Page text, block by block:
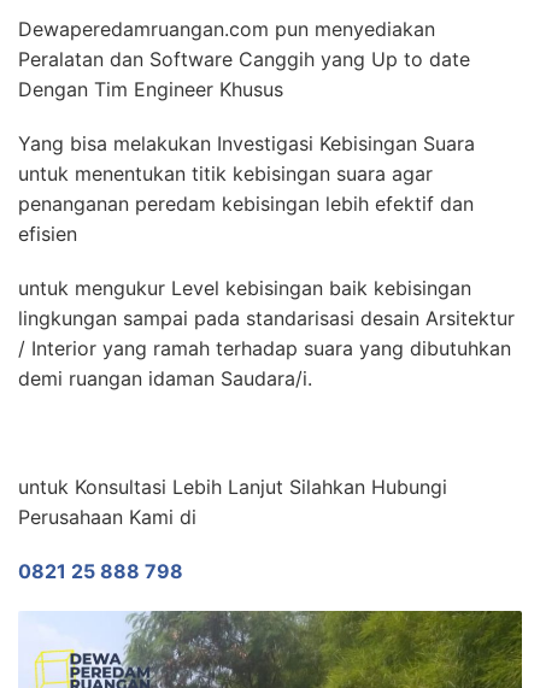
Dewaperedamruangan.com pun menyediakan
Peralatan dan Software Canggih yang Up to date
Dengan Tim Engineer Khusus
Yang bisa melakukan Investigasi Kebisingan Suara
untuk menentukan titik kebisingan suara agar
penanganan peredam kebisingan lebih efektif dan
efisien
untuk mengukur Level kebisingan baik kebisingan
lingkungan sampai pada standarisasi desain Arsitektur
/ Interior yang ramah terhadap suara yang dibutuhkan
demi ruangan idaman Saudara/i.
untuk Konsultasi Lebih Lanjut Silahkan Hubungi
Perusahaan Kami di
0821 25 888 798